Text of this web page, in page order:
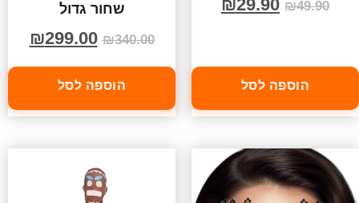
₪49.90
₪29.90
הוספה לסל
שחור גדול
₪340.00
₪299.00
הוספה לסל